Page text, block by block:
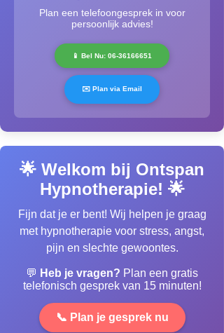
Plan een telefoongesprek in voor
persoonlijk advies!
📱 Bel Nu: 06-36166651
✉️ Plan via Email
🌟 Welkom bij Ontspan
Hypnotherapie! 🌟
Fijn dat je er bent! Wij helpen je graag
met hypnotherapie voor stress, angst,
pijn en slechte gewoontes.
💬 Heb je vragen? Plan een gratis
telefonisch gesprek van 15 minuten!
📞 Plan je gesprek nu